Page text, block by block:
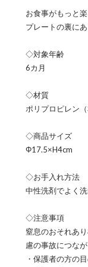
お食事がもっと
プレートの裏に
◇対象年齢
6カ月
◇材質
ポリプロピレン
◇商品サイズ
Φ17.5×H4cm
◇お手入れ方法
中性洗剤でよく
◇注意事項
窒息のおそれあ
慮の事故につな
・保護者の方の